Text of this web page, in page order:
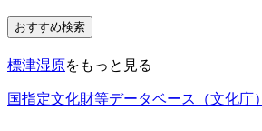
おすすめ検索
標津湿原をもっと見る
国指定文化財等データベース（文化庁）